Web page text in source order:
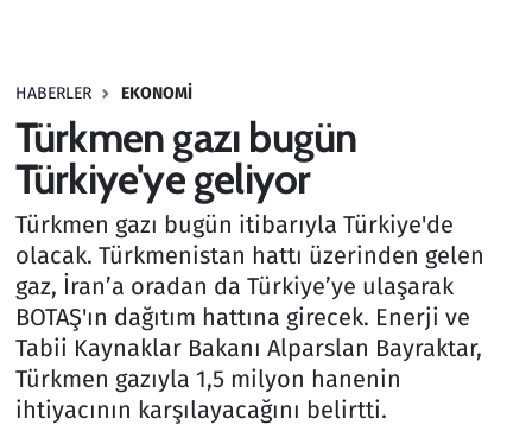
HABERLER EKONOMI
Türkmen gazı bugün
Türkiye'ye geliyor
Türkmen gazı bugün itibarıyla Türkiye'de
olacak. Türkmenistan hattı üzerinden gelen
gaz, İran’a oradan da Türkiye’ye ulaşarak
BOTAŞ'ın dağıtım hattına girecek. Enerji ve
Tabii Kaynaklar Bakanı Alparslan Bayraktar,
Türkmen gazıyla 1,5 milyon hanenin
ihtiyacının karşılayacağını belirtti.
Haber
Kültür Sanat
Kurumsal Haberler
Lezzet Durağı
Memur ve Kamu
Otomobil